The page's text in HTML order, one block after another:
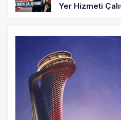
Yer Hizmeti
16 saat önce
AJet
Türkiye Rotası